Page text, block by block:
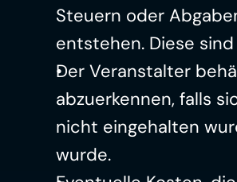
Steuern oder
entstehen. Diese
Der Veranstalter
abzuerkennen, falls
nicht eingehalten
wurde.